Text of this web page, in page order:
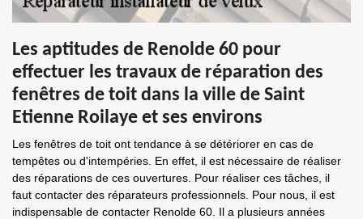
Les aptitudes de Renolde 60 pour
effectuer les travaux de réparation des
fenêtres de toit dans la ville de Saint
Etienne Roilaye et ses environs
Les fenêtres de toit ont tendance à se détériorer en cas de
tempêtes ou d'intempéries. En effet, il est nécessaire de réaliser
des réparations de ces ouvertures. Pour réaliser ces tâches, il
faut contacter des réparateurs professionnels. Pour nous, il est
indispensable de contacter Renolde 60. Il a plusieurs années